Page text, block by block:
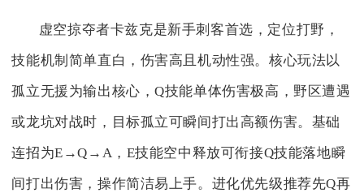
虚空掠夺者卡兹克是新手刺客首选，定位打野，
技能机制简单直白，伤害高且机动性强。核心玩法以
孤立无援为输出核心，Q技能单体伤害极高，野区遭遇
或龙坑对战时，目标孤立可瞬间打出高额伤害。基础
连招为E→Q→A，E技能空中释放可衔接Q技能落地瞬
间打出伤害，操作简洁易上手。进化优先级推荐先Q再